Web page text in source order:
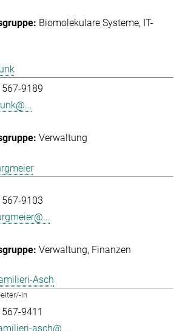
Biomolekulare Systeme IT-
9189
Verwaltung
9103
Verwaltung Finanzen
Asch
in
9411
asch@...